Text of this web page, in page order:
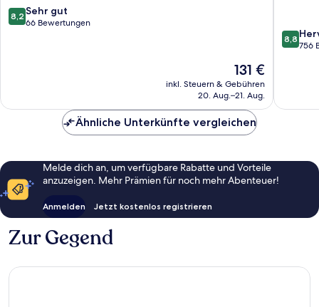
8.2
von
8,2 Sehr gut
66 Bewertungen
Der
Preis
beträgt
131 €
inkl. Steuern & Gebühren
20. Aug.–21. Aug.
8.8
von
8,8
756
Ähnliche Unterkünfte vergleichen
Melde dich an, um verfügbare Rabatte und Vorteile
anzuzeigen. Mehr Prämien für noch mehr Abenteuer!
Anmelden Jetzt kostenlos registrieren
Zur Gegend